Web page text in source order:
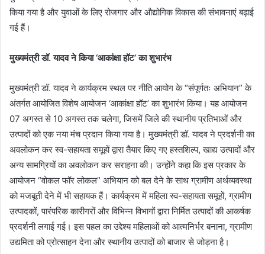
किया गया है और युवाओं के लिए रोजगार और औद्योगिक विकास की संभावनाएं बढ़ाई
गई हैं।
मुख्यमंत्री डॉ. यादव ने किया ‘आकांक्षा हॉट’ का शुभारंभ
मुख्यमंत्री डॉ. यादव ने कार्यक्रम स्थल पर नीति आयोग के “संपूर्णतः अभियान” के
अंतर्गत आयोजित विशेष आयोजन ‘आकांक्षा हॉट’ का शुभारंभ किया। यह आयोजन
07 अगस्त से 10 अगस्त तक चलेगा, जिसमें जिले की स्थानीय प्रतिभाओं और
उत्पादों को एक नया मंच प्रदान किया गया है। मुख्यमंत्री डॉ. यादव ने प्रदर्शनी का
अवलोकन कर स्व-सहायता समूहों द्वारा तैयार किए गए हस्तशिल्प, खाद्य उत्पादों और
अन्य सामग्रियों का अवलोकन कर सराहना की। उन्होंने कहा कि इस प्रकार के
आयोजन “वोकल फॉर लोकल” अभियान को बल देने के साथ ग्रामीण अर्थव्यवस्था
को मजबूती देने में भी सहायक हैं। कार्यक्रम में महिला स्व-सहायता समूहों, ग्रामीण
उत्पादकों, पारंपरिक कारीगरों और विभिन्न विभागों द्वारा निर्मित उत्पादों की आकर्षक
प्रदर्शनी लगाई गई। इस पहल का उद्देश्य महिलाओं को आत्मनिर्भर बनाना, ग्रामीण
उद्यमिता को प्रोत्साहन देना और स्थानीय उत्पादों को बाजार से जोड़ना है।